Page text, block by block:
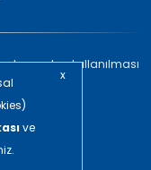
alınmadan kullanılması
ve
x